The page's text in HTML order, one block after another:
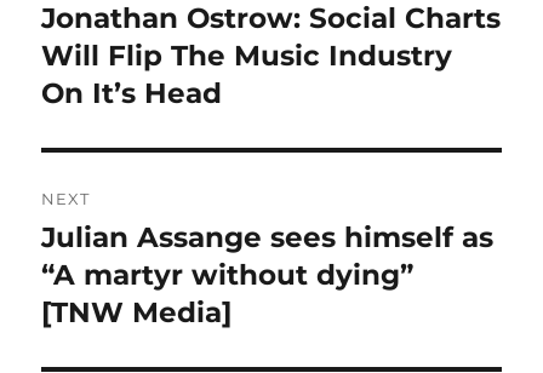
post:
Jonathan Ostrow: Social Charts
Will Flip The Music Industry
On It’s Head
NEXT
Next
post:
Julian Assange sees himself as
“A martyr without dying”
[TNW Media]